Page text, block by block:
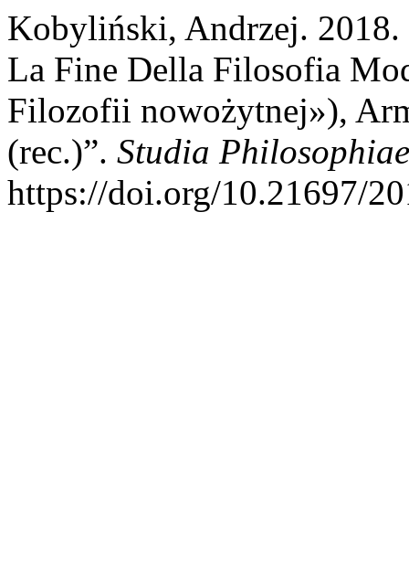
Kobyliński, Andrzej.
La Fine Della Filosofia
Filozofii nowożytnej»),
(rec.)”. Studia
https://doi.org/10.21697/